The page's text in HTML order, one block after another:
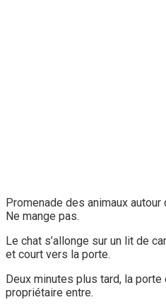
Promenade des animaux autour
Ne mange pas.
Le chat s’allonge sur un lit de
et court vers la porte.
Deux minutes plus tard, la porte
propriétaire entre.